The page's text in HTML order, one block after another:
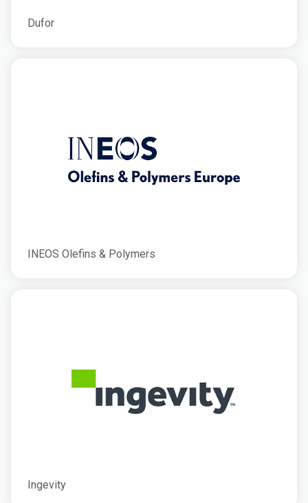
Dufor
INEOS Olefins & Polymers
Ingevity